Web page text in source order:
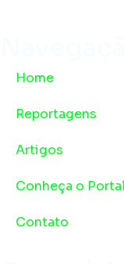
Home
Reportagens
Artigos
Conheça o Portal
Contato